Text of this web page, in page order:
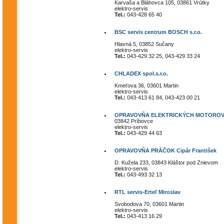
Karvaša a Bláhovca 105, 03861 Vrútky
elektro-servis
Tel.: 043-428 65 40
BSC servis centrum BOSCH s.r.o.
Hlavná 5, 03852 Sučany
elektro-servis
Tel.: 043-429 32 25, 043-429 33 24
CHLADEX spol.s.r.o.
Kmeťova 36, 03601 Martin
elektro-servis
Tel.: 043-413 61 84, 043-423 00 21
OPRAVOVŇA ELEKTRICKÝCH
03842 Príbovce
elektro-servis
Tel.: 043-429 44 63
OPRAVOVŇA PRÁČOK Cipár František
D. Kužela 233, 03843 Kláštor pod Znievom
elektro-servis
Tel.: 043-493 32 13
RTL servis-Erteľ Miroslav
Svobodova 70, 03601 Martin
elektro-servis
Tel.: 043-413 16 29